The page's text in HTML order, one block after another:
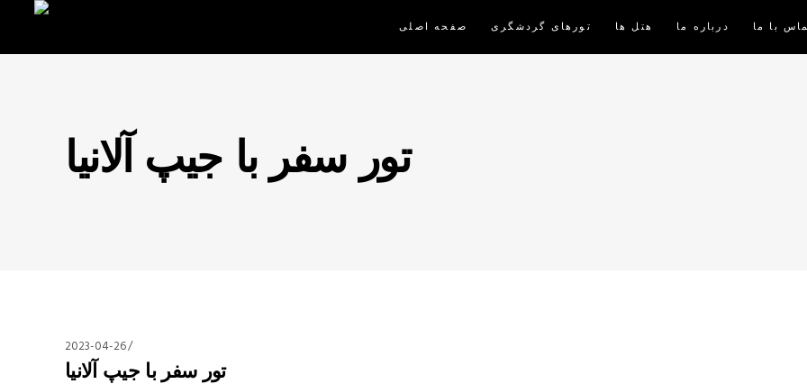
صفحه اصلی تورهای گردشگری هتل ها درباره ما با ما
تور سفر با جیپ آلانیا
2023-04-26
تور سفر با جیپ آلانیا